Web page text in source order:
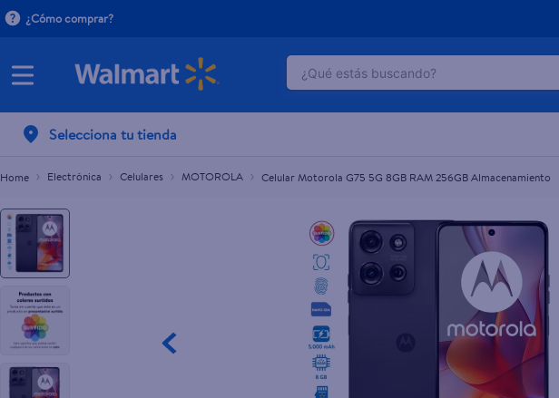
¿Cómo comprar?
¿Qué estás buscando?
Selecciona tu tienda
Electrónica Celulares MOTOROLA Celular Motorola G75 5G 8GB RAM 256GB Almacenamiento
Celular Motorola G75 5G 8GB RAM 256GB Almacenamiento
TÉRMINOS MÁS BUSCADOS
.
herbal essences
4
ego
5
serums corporales dove
gillette venus
7
8